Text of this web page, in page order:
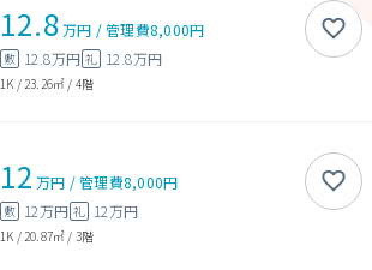
12.8万円 /管理費8,000円
敷 12.8万円 礼 12.8万円
1K / 23.26㎡ / 4階
12 万円 /管理費8,000円
敷 12万円 礼 12万円
1K / 20.87㎡ / 3階